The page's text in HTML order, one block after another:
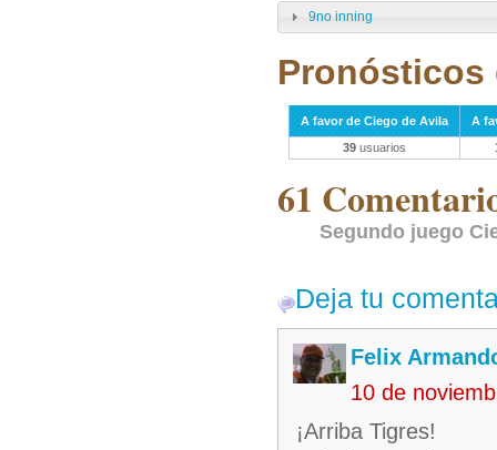
9no inning
Pronósticos
A favor de Ciego de Avila
A
39 usuarios
61
Segundo juego
Deja tu
Felix
10 de
¡Arriba Tigres!